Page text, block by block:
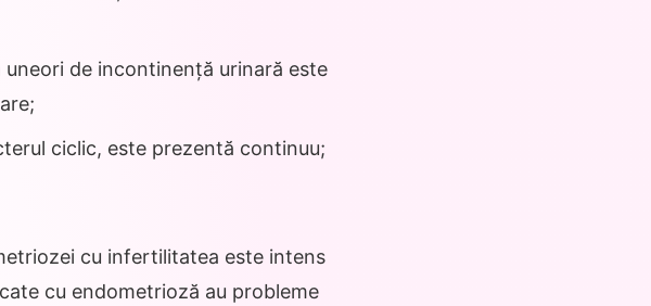
de incontinență urinară este
ciclic, este prezentă continuu;
cu infertilitatea este intens
cu endometrioză au probleme